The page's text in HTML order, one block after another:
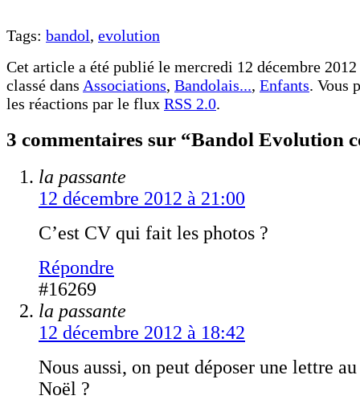
Tags: bandol, evolution
Cet article a été publié le mercredi 12 décembre 2012
classé dans Associations, Bandolais..., Enfants. Vous
les réactions par le flux RSS 2.0.
3 commentaires sur “Bandol Evolution
la passante
12 décembre 2012 à 21:00
C’est CV qui fait les photos ?
Répondre
#16269
la passante
12 décembre 2012 à 18:42
Nous aussi, on peut déposer une lettre
Noël ?